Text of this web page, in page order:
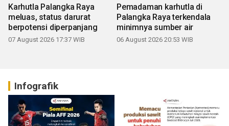
Karhutla Palangka Raya
meluas, status darurat
berpotensi diperpanjang
07 August 2026 17:37 WIB
Pemadaman karhutla di
Palangka Raya terkendala
minimnya sumber air
06 August 2026 20:53 WIB
Infografik